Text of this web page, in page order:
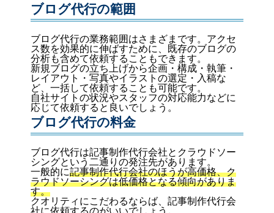
ブログ代行の範囲
ブログ代行の業務範囲はさまざまです。アクセ
ス数を効果的に伸ばすために、既存のブログの
分析も含めて依頼することもできます。
新規ブログの立ち上げから企画・構成・執筆・
レイアウト・写真やイラストの選定・入稿な
ど、一括して依頼することも可能です。
自社サイトの状況やスタッフの対応能力などに
応じて依頼すると良いでしょう。
ブログ代行の料金
ブログ代行は記事制作代行会社とクラウドソー
シングという二通りの発注先があります。
一般的に記事制作代行会社のほうが高価格、ク
ラウドソーシングは低価格となる傾向がありま
す。
クオリティにこだわるならば、記事制作代行会